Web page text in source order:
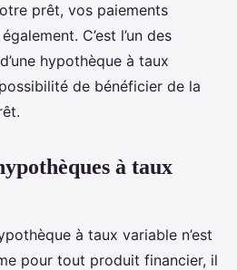
prêt, vos paiements
C’est l’un des
hypothèque à taux
de bénéficier de la
à taux
à taux variable n’est
pour tout produit financier, il